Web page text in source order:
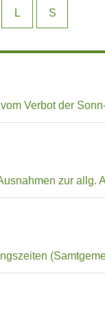
L S
Verbot der
zur allg.